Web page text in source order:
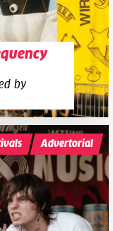
by
Advertorial